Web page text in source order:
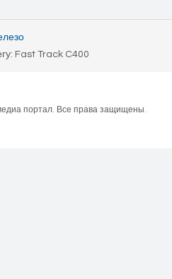
Fast Track C400
портал. Все права защищены.